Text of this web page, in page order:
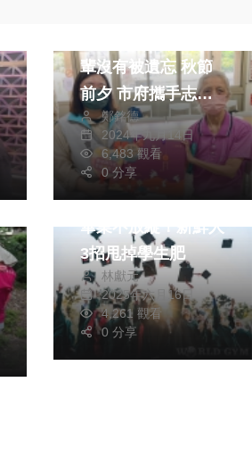
輩沒有被遺忘 秋節
前夕 市府攜手志工
團體展開關懷
鄭銘德
2024年九月14日
6,483 觀看
0 分享
健康及醫療 運動
畢業不放縱！新鮮人
3招甩掉學生肥
林獻元
2025年六月16日
4,261 觀看
0 分享